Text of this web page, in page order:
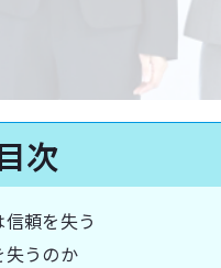
次
頼を失う
失うのか